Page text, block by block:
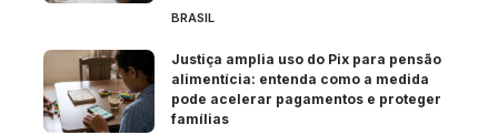
BRASIL
Justiça amplia uso do Pix para pensão
alimentícia: entenda como a medida
pode acelerar pagamentos e proteger
famílias